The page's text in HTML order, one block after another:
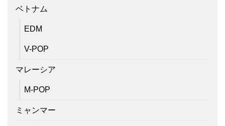
ベトナム
EDM
V-POP
マレーシア
M-POP
ミャンマー